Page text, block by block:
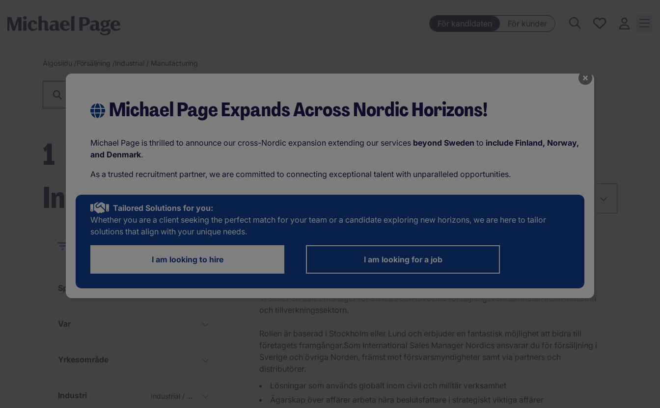
För kandidaten För kunder
Sparade
Michael Page Expands Across Nordic Horizons!
Michael Page is thrilled to announce our cross-Nordic expansion extending our services beyond Sweden to include Finland, Norway,
and Denmark.
As a trusted recruitment partner, we are committed to connecting exceptional talent with unparalleled opportunities.
Tailored Solutions for you:
Whether you are a client seeking the perfect match for your team or a candidate exploring new horizons, we are here to tailor
solutions that align with your unique needs.
I am looking to hire I am looking for a job
Breadcrumb
Álgosiidu /Försäljning /Industrial / Manufacturing
1
Försäljning jobb inom
Industrial / Manufacturing
Sort by
Close FiltreraClose Återställ
Språk
Var
Yrkesområde
Industri
Stockholm City Permanent Distansarbete
Vi söker en Sales Manager för att leda och utveckla försäljningsverksamheten inom industrin
och tillverkningssektorn.
Rollen är baserad i Stockholm eller Lund och erbjuder en fantastisk möjlighet att bidra till
företagets framgångar.Som International Sales Manager Nordics ansvarar du för försäljning i
Sverige och övriga Norden, främst mot försvarsmyndigheter samt via partners och
distributörer.
Lösningar som används globalt inom civil och militär verksamhet
Ägarskap över affärer arbeta nära beslutsfattare i strategiskt viktiga affärer